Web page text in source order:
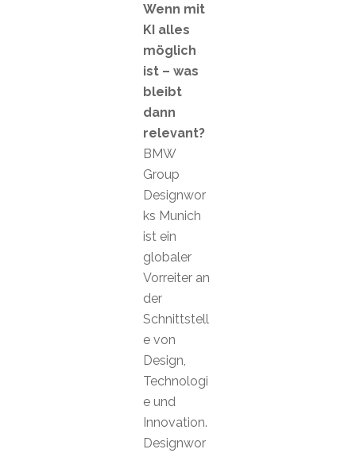
Wenn mit
KI alles
möglich
ist – was
bleibt
dann
relevant?
BMW
Group
Designwor
ks Munich
ist ein
globaler
Vorreiter an
der
Schnittstell
e von
Design,
Technologi
e und
Innovation.
Designwor